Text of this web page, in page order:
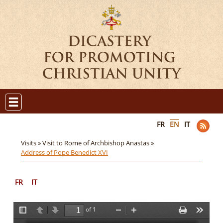
FR EN IT
Visits »Visit to Rome of Archbishop Anastas »
Address of Pope Benedict XVI
FR IT
T
P
N
of 1
P
T
Z
Z